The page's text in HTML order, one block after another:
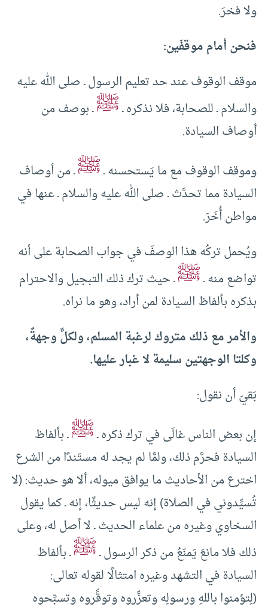
ولا فخرَ.
فنحن أمام موقفَين:
موقف الوقوف عند حد تعليم الرسول ـ صلى الله عليه
والسلام ـ للصحابة، فلا نذكره ـﷺـ بوصف من
أوصاف السيادة.
وموقف الوقوف مع ما يَستحسنه ـﷺـ من أوصاف
السيادة مما تحدَّث ـ صلى الله عليه والسلام ـ عنها في
مواطن أُخَرَ.
ويُحمل تركُه هذا الوصفَ في جواب الصحابة على أنه
تواضع منه ـﷺـ حيث ترك ذلك التبجيل والاحترام
بذكره بألفاظ السيادة لمن أراد، وهو ما نراه.
والأمر مع ذلك متروك لرغبة المسلم، ولكلٍّ وجهةٌ،
وكلتا الوجهتين سليمة لا غبار عليها.
بَقيَ أن نقول:
إن بعض الناس غالَى في ترك ذكره ـﷺـ بألفاظ
السيادة فحرَّم ذلك، ولمَّا لم يجد له مستَندًا من الشرع
اخترع من الأحاديث ما يوافق ميوله، ألا هو حديث: (لا
تُسيِّدوني في الصلاة) إنه ليس حديثًا، إنه ـ كما يقول
السخاوي وغيره من علماء الحديث ـ لا أصل له، وعلى
ذلك فلا مانعَ يَمنَعُ من ذكر الرسول ـﷺـ بألفاظ
السيادة في التشهد وغيره امتثالًا لقوله تعالى:
(لِتؤمنوا باللهِ ورسولِه وتعزِّروه وتوقِّروه وتسبِّحوه